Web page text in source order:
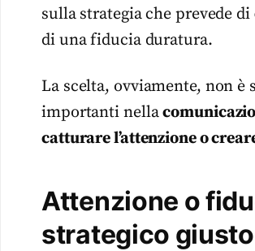
sulla strategia che prevede di
di una fiducia duratura.
La scelta, ovviamente, non
importanti nella
catturare l’attenzione o
Attenzione o
strategico giusto